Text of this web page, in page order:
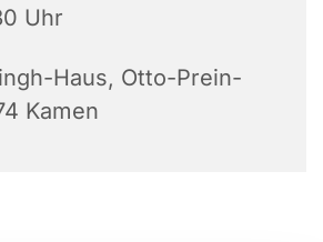
Uhr
Haus, Otto-Prein-
Kamen